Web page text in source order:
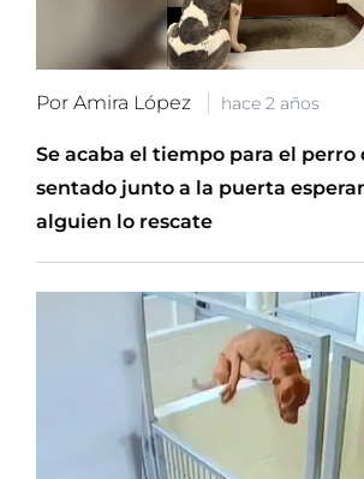
Por Amira López hace 2 años
Se acaba el tiempo para el
sentado junto a la puerta
alguien lo rescate